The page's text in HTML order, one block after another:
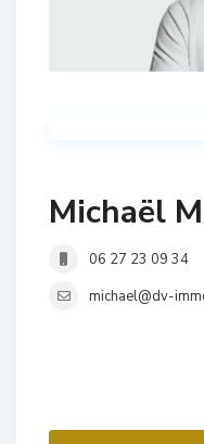
Michaël
06 27 23 09 34
michael@dv-